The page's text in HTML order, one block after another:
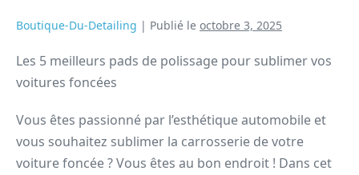
Boutique-Du-Detailing | Publié le octobre 3, 2025
Les 5 meilleurs pads de polissage pour sublimer vos
voitures foncées
Vous êtes passionné par l’esthétique automobile et
vous souhaitez sublimer la carrosserie de votre
voiture foncée ? Vous êtes au bon endroit ! Dans cet